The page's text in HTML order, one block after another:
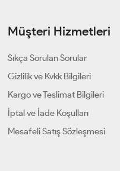
Müşteri Hizmetleri
Sıkça Sorulan Sorular
Gizlilik ve Kvkk Bilgileri
Kargo ve Teslimat Bilgileri
İptal ve İade Koşulları
Mesafeli Satış Sözleşmesi